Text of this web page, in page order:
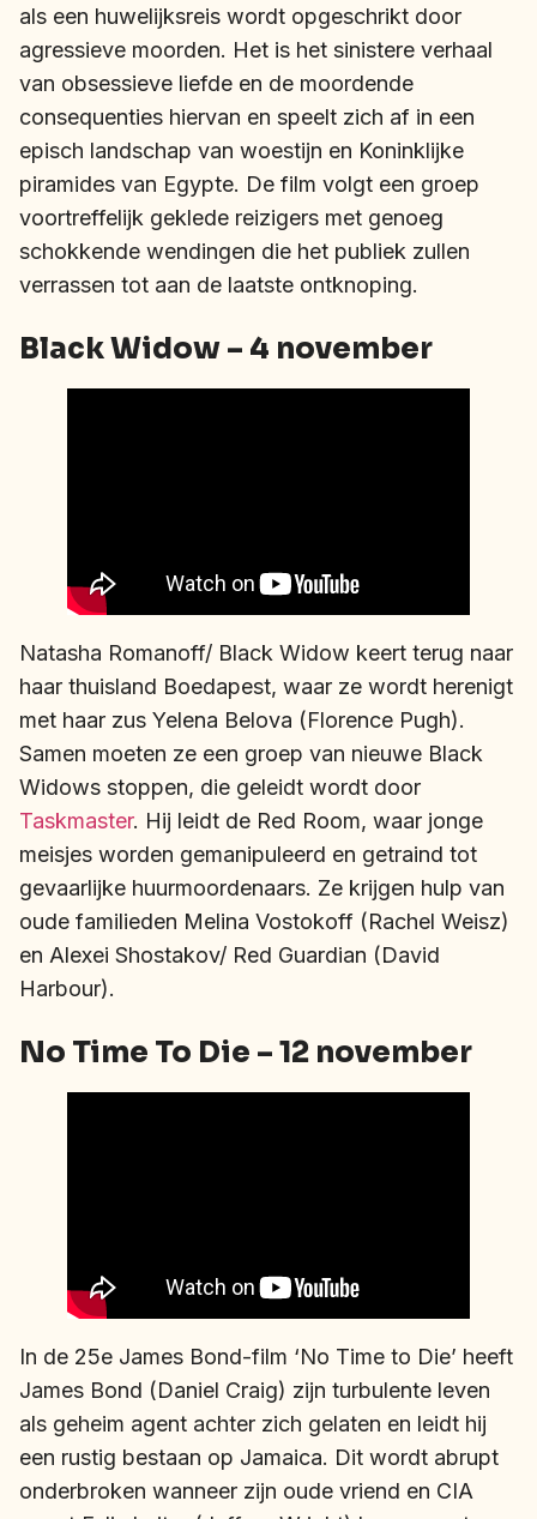
als een huwelijksreis wordt opgeschrikt door
agressieve moorden. Het is het sinistere verhaal
van obsessieve liefde en de moordende
consequenties hiervan en speelt zich af in een
episch landschap van woestijn en Koninklijke
piramides van Egypte. De film volgt een groep
voortreffelijk geklede reizigers met genoeg
schokkende wendingen die het publiek zullen
verrassen tot aan de laatste ontknoping.
Black Widow – 4 november
Natasha Romanoff/ Black Widow keert terug naar
haar thuisland Boedapest, waar ze wordt herenigt
met haar zus Yelena Belova (Florence Pugh).
Samen moeten ze een groep van nieuwe Black
Widows stoppen, die geleidt wordt door
Taskmaster. Hij leidt de Red Room, waar jonge
meisjes worden gemanipuleerd en getraind tot
gevaarlijke huurmoordenaars. Ze krijgen hulp van
oude familieden Melina Vostokoff (Rachel Weisz)
en Alexei Shostakov/ Red Guardian (David
Harbour).
No Time To Die – 12 november
In de 25e James Bond-film ‘No Time to Die’ heeft
James Bond (Daniel Craig) zijn turbulente leven
als geheim agent achter zich gelaten en leidt hij
een rustig bestaan op Jamaica. Dit wordt abrupt
onderbroken wanneer zijn oude vriend en CIA